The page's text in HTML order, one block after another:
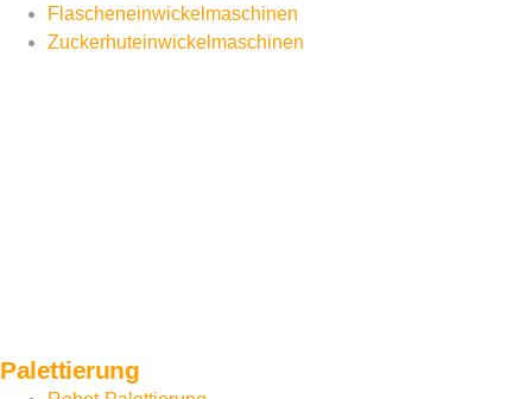
Flascheneinwickelmaschinen
Zuckerhuteinwickelmaschinen
Palettierung